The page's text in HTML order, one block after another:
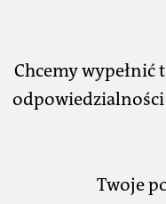
Chcemy wypełnić
odpowiedzialności
Twoje